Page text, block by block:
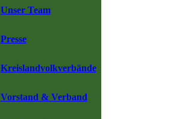
Unser Team
Presse
Kreislandvolkverbände
Vorstand & Verband